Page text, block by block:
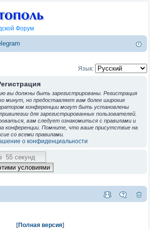
Форум
Язык:
вы должны быть зарегистрированы. Регистрация
минут, но предоставляет вам более широкие
конференции могут быть установлены
для зарегистрированных пользователей.
вам следует ознакомиться с правилами и
конференции. Помните, что ваше присутствие на
со всеми правилами.
о конфиденциальности
[Полная версия]